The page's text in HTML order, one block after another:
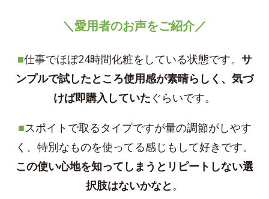
＼愛用者のお声をご紹介／
■仕事でほぼ24時間化粧をしている状態です。 サ
ンプルで試したところ使用感が素晴らしく、気づ
けば即購入していた ぐらいです。
■スポイトで取るタイプですが量の調節がしやす
く、特別なものを使ってる感じもして好きです。
この使い心地を知ってしまうとリピートしない選
択肢はないかなと 。